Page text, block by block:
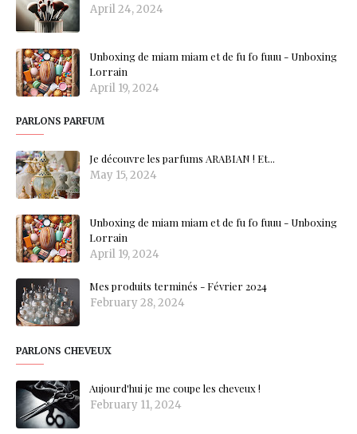
April 24, 2024
Unboxing de miam miam et de fu fo fuuu - Unboxing
Lorrain
April 19, 2024
PARLONS PARFUM
Je découvre les parfums ARABIAN ! Et...
May 15, 2024
Unboxing de miam miam et de fu fo fuuu - Unboxing
Lorrain
April 19, 2024
Mes produits terminés - Février 2024
February 28, 2024
PARLONS CHEVEUX
Aujourd'hui je me coupe les cheveux !
February 11, 2024